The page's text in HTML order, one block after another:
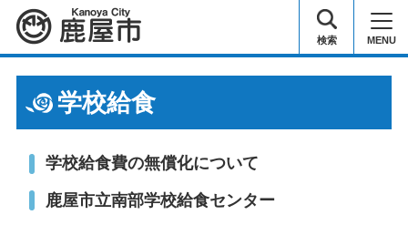
鹿屋市 検索 MENU
学校給食
学校給食費の無償化について
鹿屋市立南部学校給食センター